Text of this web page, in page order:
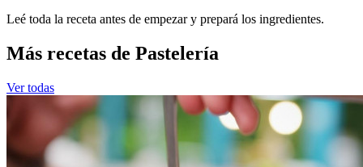
Leé toda la receta antes de empezar y prepará los ingredientes.
Más recetas de Pastelería
Ver todas